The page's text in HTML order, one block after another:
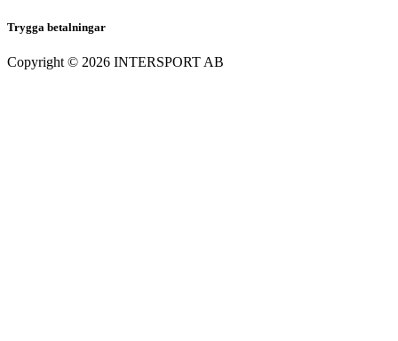
Trygga betalningar
Copyright © 2026 INTERSPORT AB